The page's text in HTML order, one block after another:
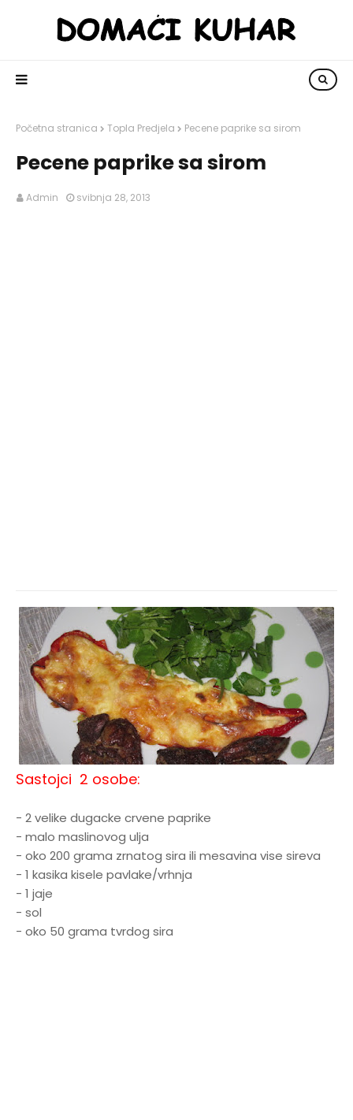
Početna stranica Topla Predjela Pecene paprike sa sirom
Pecene paprike sa sirom
Admin svibnja 28, 2013
Sastojci 2 osobe:
- 2 velike dugacke crvene paprike
- malo maslinovog ulja
- oko 200 grama zrnatog sira ili mesavina vise sireva
- 1 kasika kisele pavlake/vrhnja
- 1 jaje
- sol
- oko 50 grama tvrdog sira